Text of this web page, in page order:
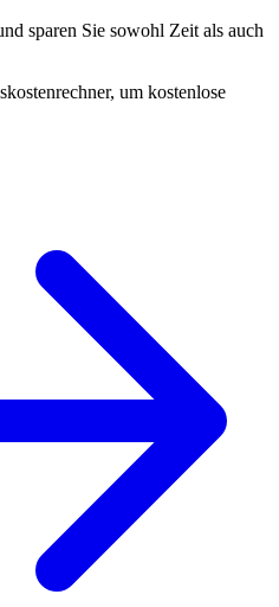
sparen Sie sowohl Zeit als auch
um kostenlose